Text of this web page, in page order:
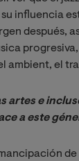
influencia
después,
ambient, el
artes e
a este